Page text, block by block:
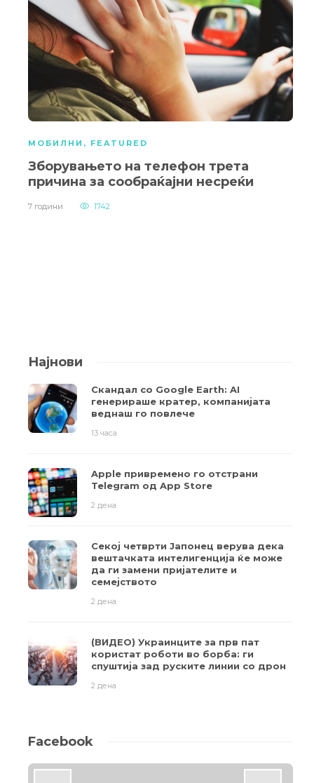
МОБИЛНИ , FEATURED
Зборувањето на телефон трета
причина за сообраќајни несреќи
7 години 1742
Најнови
Скандал со Google Earth: AI
генерираше кратер, компанијата
веднаш го повлече
13 часа
Apple привремено го отстрани
Telegram од App Store
2 дена
Секој четврти Јапонец верува дека
вештачката интелигенција ќе може
да ги замени пријателите и
семејството
2 дена
(ВИДЕО) Украинците за прв пат
користат роботи во борба: ги
спуштија зад руските линии со дрон
2 дена
Facebook